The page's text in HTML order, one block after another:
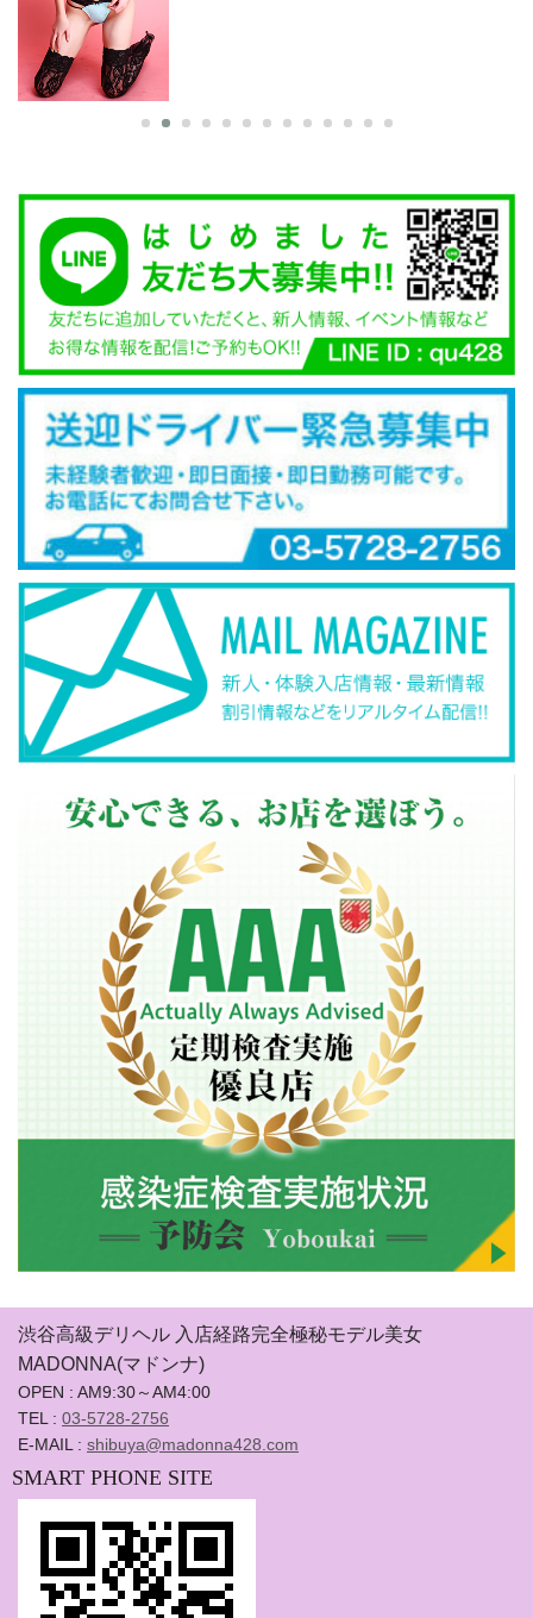
渋谷高級デリヘル 入店経路完全極秘モデル美女
MADONNA(マドンナ)
OPEN : AM9:30～AM4:00
TEL : 03-5728-2756
E-MAIL : shibuya@madonna428.com
SMART PHONE SITE